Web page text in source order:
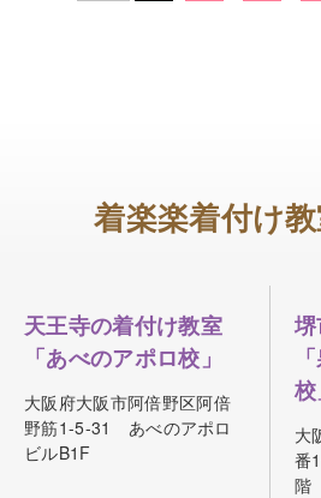
着楽楽着付け
天王寺の着付け教室
「あべのアポロ校」
大阪府大阪市阿倍野区阿倍
野筋1-5-31 あべのアポロ
ビルB1F
校
大
番
階